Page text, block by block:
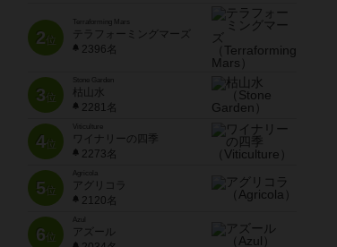
2位
Terraforming Mars
テラフォーミングマーズ
2396名
3位
Stone Garden
枯山水
2281名
4位
Viticulture
ワイナリーの四季
2273名
5位
Agricola
アグリコラ
2120名
6位
Azul
アズール